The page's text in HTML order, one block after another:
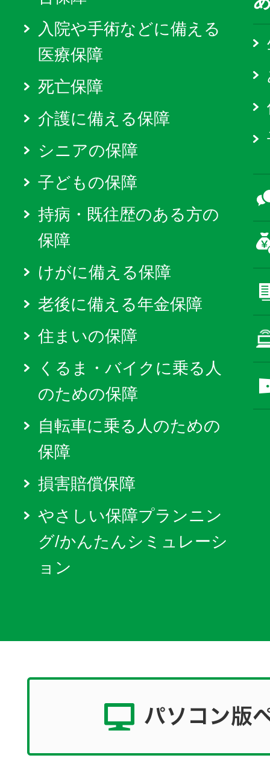
入院や手術などに備える
医療保障
死亡保障
介護に備える保障
シニアの保障
子どもの保障
持病・既往歴のある方の
保障
けがに備える保障
老後に備える年金保障
住まいの保障
くるま・バイクに乗る人
のための保障
自転車に乗る人のための
保障
損害賠償保障
やさしい保障プランニン
グ/かんたんシミュレーシ
ョン